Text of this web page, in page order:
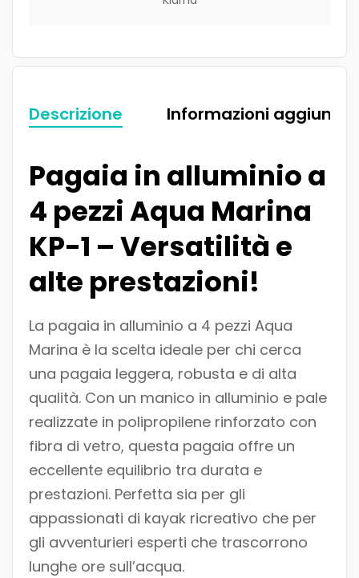
Descrizione Informazioni
Pagaia in alluminio a
4 pezzi Aqua Marina
KP-1 – Versatilità e
alte prestazioni!
La pagaia in alluminio a 4 pezzi Aqua
Marina è la scelta ideale per chi cerca
una pagaia leggera, robusta e di alta
qualità. Con un manico in alluminio e pale
realizzate in polipropilene rinforzato con
fibra di vetro, questa pagaia offre un
eccellente equilibrio tra durata e
prestazioni. Perfetta sia per gli
appassionati di kayak ricreativo che per
gli avventurieri esperti che trascorrono
lunghe ore sull’acqua.